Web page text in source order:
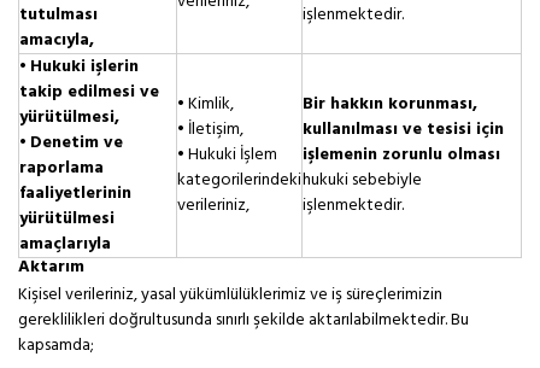
tutulması
amacıyla,
işlenmektedir.
• Hukuki işlerin
takip edilmesi ve
yürütülmesi,
• Denetim ve
raporlama
faaliyetlerinin
yürütülmesi
amaçlarıyla
• Kimlik,
• İletişim,
• Hukuki İşlem
kategorilerindeki
verileriniz,
Bir hakkın korunması,
kullanılması ve tesisi için
işlemenin zorunlu olması
hukuki sebebiyle
işlenmektedir.
Aktarım
Kişisel verileriniz, yasal yükümlülüklerimiz ve iş süreçlerimizin
gereklilikleri doğrultusunda sınırlı şekilde aktarılabilmektedir. Bu
kapsamda;